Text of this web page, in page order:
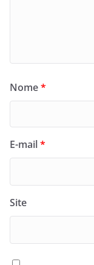
Nome*
E-mail*
Site